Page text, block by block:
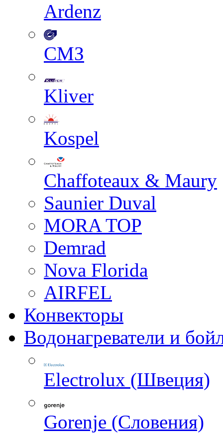
Ardenz
СМЗ
Kliver
Kospel
Chaffoteaux & Maury
Saunier Duval
MORA TOP
Demrad
Nova Florida
AIRFEL
Конвекторы
Водонагреватели и
Electrolux (Швеция)
Gorenje (Словения)